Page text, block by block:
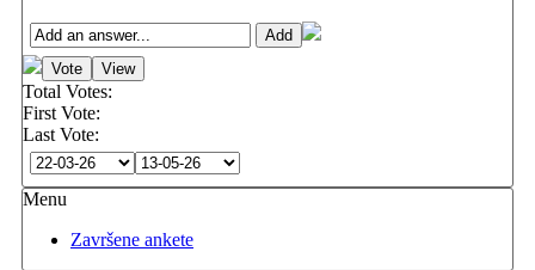
Total Votes:
First Vote:
Last Vote:
Menu
Završene ankete